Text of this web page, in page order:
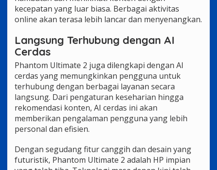
kecepatan yang luar biasa. Berbagai aktivitas
online akan terasa lebih lancar dan menyenangkan.
Langsung Terhubung dengan AI
Cerdas
Phantom Ultimate 2 juga dilengkapi dengan AI
cerdas yang memungkinkan pengguna untuk
terhubung dengan berbagai layanan secara
langsung. Dari pengaturan keseharian hingga
rekomendasi konten, AI cerdas ini akan
memberikan pengalaman pengguna yang lebih
personal dan efisien.
Dengan segudang fitur canggih dan desain yang
futuristik, Phantom Ultimate 2 adalah HP impian